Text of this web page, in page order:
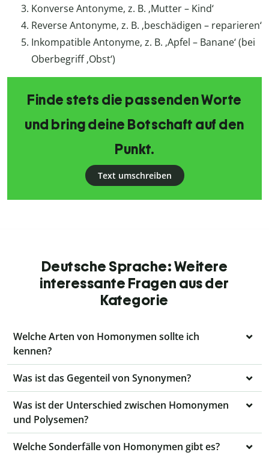
Konverse Antonyme, z. B. ‚Mutter – Kind‘
Reverse Antonyme, z. B. ‚beschädigen – reparieren‘
Inkompatible Antonyme, z. B. ‚Apfel – Banane‘ (bei
Oberbegriff ‚Obst‘)
Finde stets die passenden Worte
und bring deine Botschaft auf den
Punkt.
Text umschreiben
Deutsche Sprache: Weitere
interessante Fragen aus der
Kategorie
Welche Arten von Homonymen sollte ich
kennen?
Was ist das Gegenteil von Synonymen?
Was ist der Unterschied zwischen Homonymen
und Polysemen?
Welche Sonderfälle von Homonymen gibt es?